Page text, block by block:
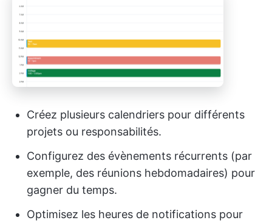
Créez plusieurs calendriers pour différents
projets ou responsabilités.
Configurez des évènements récurrents (par
exemple, des réunions hebdomadaires) pour
gagner du temps.
Optimisez les heures de notifications pour